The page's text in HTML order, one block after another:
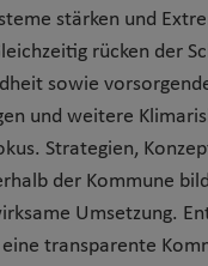
stärken und
rücken der
sowie
und weitere
Strategien,
der Kommune
Umsetzung.
transparente